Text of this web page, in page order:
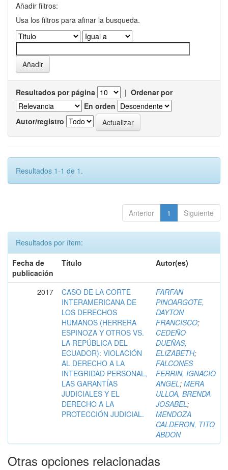
Añadir filtros:
Usa los filtros para afinar la busqueda.
Resultados por página | Ordenar por
En orden
Autor/registro
Resultados 1-1 de 1.
Anterior 1 Siguiente
Resultados por ítem:
Fecha de
publicación
Título Autor(es)
2017
CASO DE LA CORTE
INTERAMERICANA DE
LOS DERECHOS
HUMANOS (HERRERA
ESPINOZA Y OTROS VS.
LA REPÚBLICA DEL
ECUADOR): VIOLACIÓN
AL DERECHO A LA
INTEGRIDAD PERSONAL,
LAS GARANTÍAS
JUDICIALES Y EL
DERECHO A LA
PROTECCIÓN JUDICIAL.
FARFAN
PINOARGOTE,
DAYTON
FRANCISCO;
CEDEÑO
DUEÑAS,
ELIZABETH;
FALCONES
FERRIN, IGNACIO
ANGEL; MERA
ULLOA, BRENDA
JOSABEL;
MENDOZA
CALDERON, TITO
ABDON
Otras opciones relacionadas